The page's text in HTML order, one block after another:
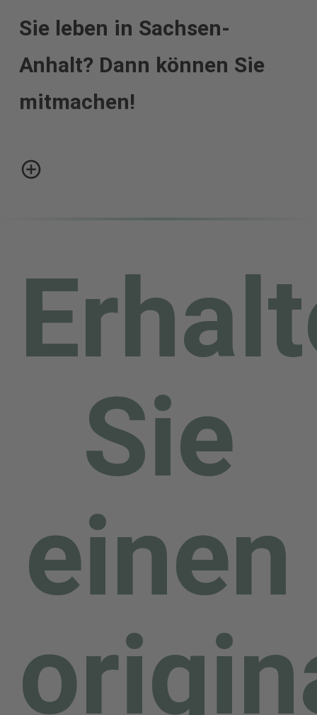
Sie leben in Sachsen-
Anhalt? Dann können Sie
mitmachen!
In Ihrer Gemeinde gibt es
Sie besitzen noch einen 5
Mark-Schein Notenbank
der DDR mit dem Bildnis
Sie haben ehemals an
Thomas-Müntzer-
teilgenommen?
Sie haben eine ganz andere
Idee, das Thema „Thomas
Müntzer“ (und sich) im Bild
festzuhalten?
Sie
einen